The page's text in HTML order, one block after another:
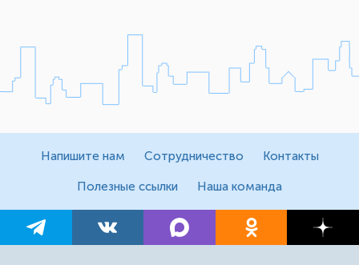
Напишите нам Сотрудничество Контакты
Полезные ссылки Наша команда